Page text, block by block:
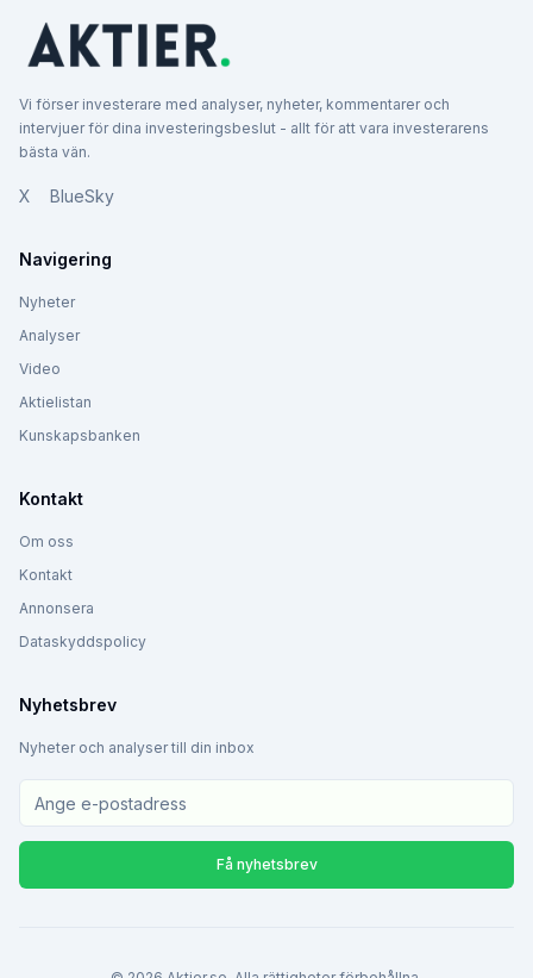
Vi förser investerare med analyser, nyheter, kommentarer och
intervjuer för dina investeringsbeslut - allt för att vara investerarens
bästa vän.
X BlueSky
Navigering
Nyheter
Analyser
Video
Aktielistan
Kunskapsbanken
Kontakt
Om oss
Kontakt
Annonsera
Dataskyddspolicy
Nyhetsbrev
Nyheter och analyser till din inbox
Få nyhetsbrev